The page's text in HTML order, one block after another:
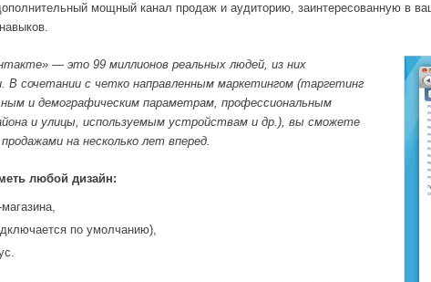
мощный канал продаж и аудиторию, заинтересованную в
— это 99 миллионов реальных людей, из них
В сочетании с четко направленным маркетингом (таргетинг
и демографическим параметрам, профессиональным
и улицы, используемым устройствам и др.), вы сможете
на несколько лет вперед.
любой дизайн:
по умолчанию),